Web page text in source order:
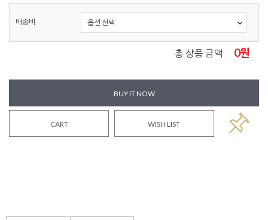
배송비
총 상품 금액 0원
BUY IT NOW
CART WISH LIST